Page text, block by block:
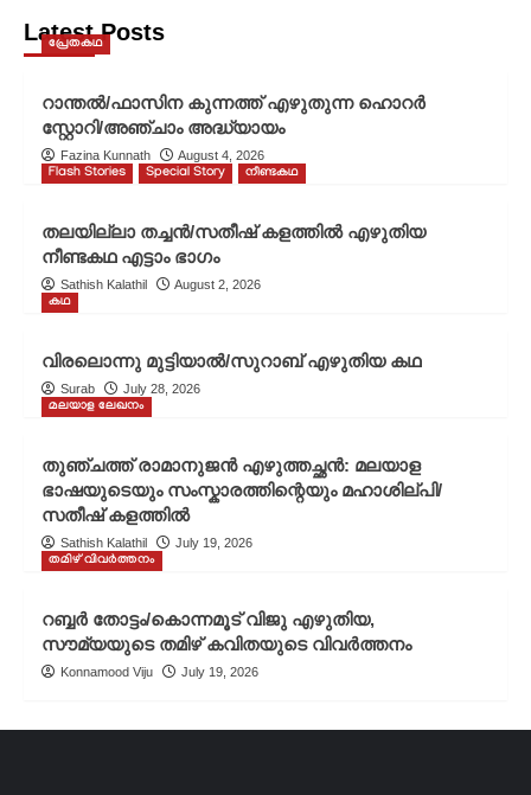
Latest Posts
പ്രേതകഥ
റാന്തൽ/ഫാസിന കുന്നത്ത് എഴുതുന്ന ഹൊറർ
സ്റ്റോറി/അഞ്ചാം അദ്ധ്യായം
Fazina Kunnath August 4, 2026
Flash Stories Special Story നീണ്ടകഥ
തലയില്ലാ തച്ചൻ/സതീഷ് കളത്തിൽ എഴുതിയ
നീണ്ടകഥ എട്ടാം ഭാഗം
Sathish Kalathil August 2, 2026
കഥ
വിരലൊന്നു മുട്ടിയാൽ/സുറാബ് എഴുതിയ കഥ
Surab July 28, 2026
മലയാള ലേഖനം
തുഞ്ചത്ത് രാമാനുജൻ എഴുത്തച്ഛൻ: മലയാള
ഭാഷയുടെയും സംസ്കാരത്തിന്റെയും മഹാശില്പി/
സതീഷ് കളത്തിൽ
Sathish Kalathil July 19, 2026
തമിഴ് വിവർത്തനം
റബ്ബർ തോട്ടം/കൊന്നമൂട് വിജു എഴുതിയ,
സൗമ്യയുടെ തമിഴ് കവിതയുടെ വിവർത്തനം
Konnamood Viju July 19, 2026